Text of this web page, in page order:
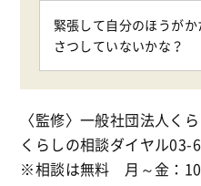
緊張して自分のほうが
さつしていないかな？
〈監修〉一般社団法人く
くらしの相談ダイヤル03-
※相談は無料 月～金：